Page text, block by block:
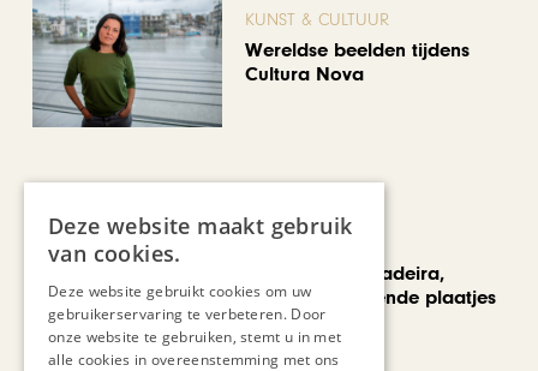
KUNST & CULTUUR
Wereldse beelden tijdens
Cultura Nova
REIZEN
Een week op Madeira,
voorbij de bekende plaatjes
Deze website maakt gebruik
van cookies.
Deze website gebruikt cookies om uw
gebruikerservaring te verbeteren. Door
onze website te gebruiken, stemt u in met
alle cookies in overeenstemming met ons